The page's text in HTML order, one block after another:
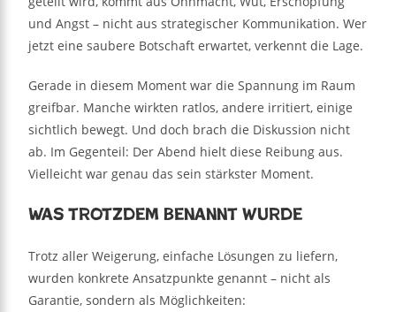
und Angst – nicht aus strategischer Kommunikation. Wer
jetzt eine saubere Botschaft erwartet, verkennt die Lage.
Gerade in diesem Moment war die Spannung im Raum
greifbar. Manche wirkten ratlos, andere irritiert, einige
sichtlich bewegt. Und doch brach die Diskussion nicht
ab. Im Gegenteil: Der Abend hielt diese Reibung aus.
Vielleicht war genau das sein stärkster Moment.
Was trotzdem benannt wurde
Trotz aller Weigerung, einfache Lösungen zu liefern,
wurden konkrete Ansatzpunkte genannt – nicht als
Garantie, sondern als Möglichkeiten: